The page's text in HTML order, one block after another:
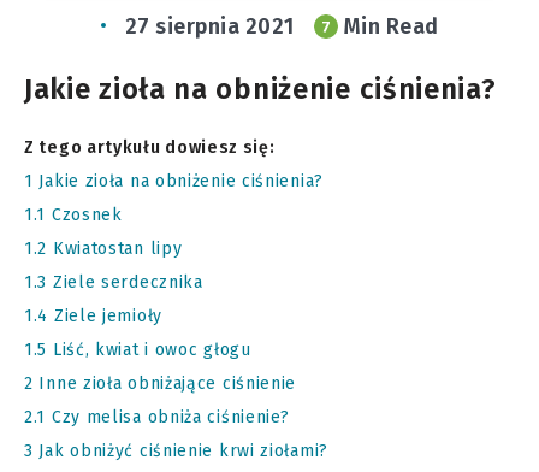
27 sierpnia 2021 7 Min Read
Jakie zioła na obniżenie ciśnienia?
Z tego artykułu dowiesz się:
1 Jakie zioła na obniżenie ciśnienia?
1.1 Czosnek
1.2 Kwiatostan lipy
1.3 Ziele serdecznika
1.4 Ziele jemioły
1.5 Liść, kwiat i owoc głogu
2 Inne zioła obniżające ciśnienie
2.1 Czy melisa obniża ciśnienie?
3 Jak obniżyć ciśnienie krwi ziołami?